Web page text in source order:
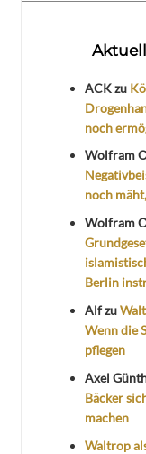
ACKzu
noch
Wolfram
noch
Wolfram
Berlin
Alfzu
Wenn die
pflegen
Axel
Bäcker
machen
Waltrop